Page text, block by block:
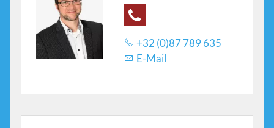
Kontakte
+32 (0)87 789 635
E-Mail